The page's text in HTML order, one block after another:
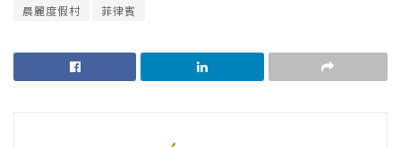
晨麗度假村
菲律賓